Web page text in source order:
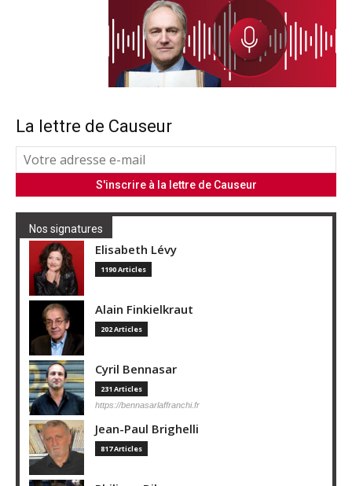
La lettre de Causeur
Nos signatures
Elisabeth Lévy
1190 Articles
Alain Finkielkraut
202 Articles
Cyril Bennasar
231 Articles
https://bennasarlaffranchi.fr
Jean-Paul Brighelli
817 Articles